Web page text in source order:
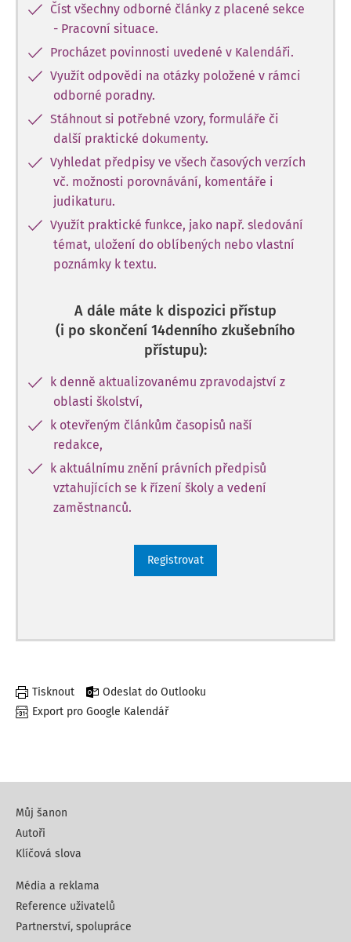
Číst všechny odborné články z placené sekce
- Pracovní situace.
Procházet povinnosti uvedené v Kalendáři.
Využít odpovědi na otázky položené v rámci
odborné poradny.
Stáhnout si potřebné vzory, formuláře či
další praktické dokumenty.
Vyhledat předpisy ve všech časových verzích
vč. možnosti porovnávání, komentáře i
judikaturu.
Využít praktické funkce, jako např. sledování
témat, uložení do oblíbených nebo vlastní
poznámky k textu.
A dále máte k dispozici přístup
(i po skončení 14denního zkušebního
přístupu):
k denně aktualizovanému zpravodajství z
oblasti školství,
k otevřeným článkům časopisů naší
redakce,
k aktuálnímu znění právních předpisů
vztahujících se k řízení školy a vedení
zaměstnanců.
Registrovat
Tisknout
Odeslat do Outlooku
Export pro Google Kalendář
Můj šanon
Autoři
Klíčová slova
Média a reklama
Reference uživatelů
Partnerství, spolupráce